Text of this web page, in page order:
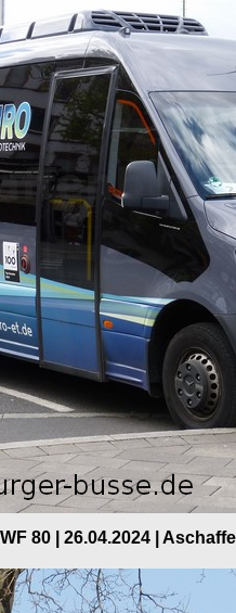
80 | 26.04.2024 |